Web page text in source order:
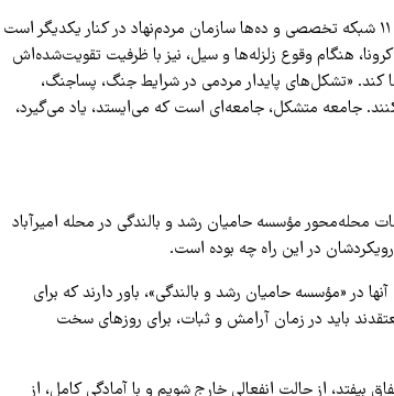
به گفته قویدل مهم‌ترین دستاورد «شبکه کمک» همکاری ۱۱ شبکه تخصصی و ده‌ها سازمان مردم‌نهاد در کنار یکدیگر است
هنگام وقوع زلزله‌ها و سیل، نیز با ظرفیت تقویت‌شده‌اش
«تشکل‌های پایدار مردمی در شرایط جنگ، پساجنگ،
جامعه متشکل، جامعه‌ای است که می‌ایستد، یاد می‌گیرد،
محله‌محور مؤسسه حامیان رشد و بالندگی در محله امیرآباد
در این راه چه بوده است.
در «مؤسسه حامیان رشد و بالندگی»، باور دارند که برای
باید در زمان آرامش و ثبات، برای روزهای سخت
از حالت انفعالی خارج شویم و با آمادگی کامل، از